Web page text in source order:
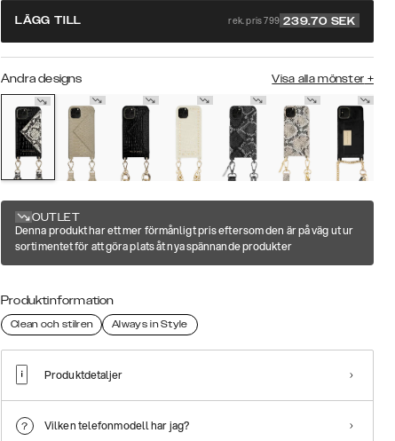
LÄGG TILL rek. pris 799 239.70 SEK
Andra designs Visa alla mönster +
OUTLET
Denna produkt har ett mer förmånligt pris eftersom den är på väg ut ur
sortimentet för att göra plats åt nya spännande produkter
Produktinformation
Clean och stilren Always in Style
Produktdetaljer
Vilken telefonmodell har jag?